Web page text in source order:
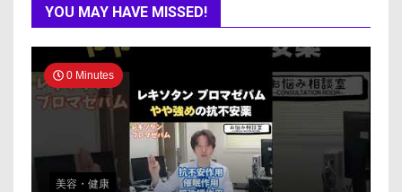
YOU MAY HAVE MISSED!
0 Minutes
美容・健康